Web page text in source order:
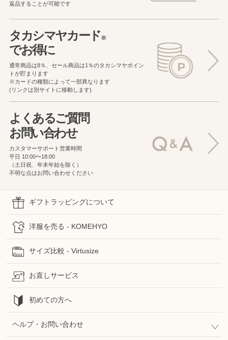
返品することが可能です
タカシマヤカード※
でお得に
通常商品は8％、セール商品は1％のタカシマヤポイン
トが貯まります
※カードの種類によって一部異なります
(リンクは別サイトに移動します)
よくあるご質問
お問い合わせ
カスタマーサポート営業時間
平日 10:00〜18:00
（土日祝、年末年始を除く）
不明な点はお問い合わせください
ギフトラッピングについて
洋服を売る - KOMEHYO
サイズ比較 - Virtusize
お直しサービス
初めての方へ
ヘルプ・お問い合わせ